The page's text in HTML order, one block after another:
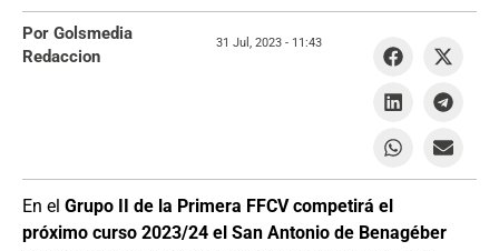
En el Grupo II de la Primera FFCV competirá el
próximo curso 2023/24 el San Antonio de Benagéber
Por Golsmedia
Redaccion
31 Jul, 2023 - 11:43